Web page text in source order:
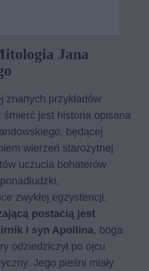
Jana
znanych przykładów
śmierć jest historia opisana
będącej
wierzeń starożytnej
uczucia bohaterów
zwykłej egzystencji.
postacią jest
i syn Apollina, boga
odziedziczył po ojcu
Jego pieśni miały